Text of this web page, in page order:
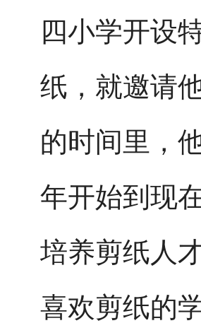
四小学开设
纸，就邀请
的时间里，
年开始到现
培养剪纸人
喜欢剪纸的